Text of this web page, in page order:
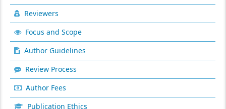
Reviewers
Focus and Scope
Author Guidelines
Review Process
Author Fees
Publication Ethics